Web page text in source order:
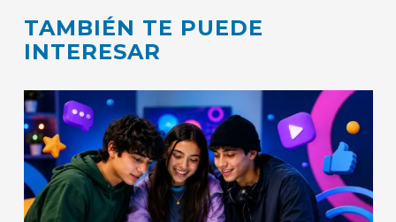
TAMBIÉN TE PUEDE
INTERESAR